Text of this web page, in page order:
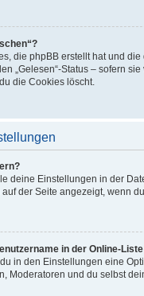
die phpBB erstellt hat und
„Gelesen“-Status – sofern
die Cookies löscht.
deine Einstellungen in der
der Seite angezeigt, wenn
in der Online-
in den Einstellungen eine
Moderatoren und du selbst